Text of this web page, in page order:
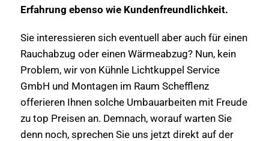
Erfahrung ebenso wie Kundenfreundlichkeit.
Sie interessieren sich eventuell aber auch für einen
Rauchabzug oder einen Wärmeabzug? Nun, kein
Problem, wir von Kühnle Lichtkuppel Service
GmbH und Montagen im Raum Schefflenz
offerieren Ihnen solche Umbauarbeiten mit Freude
zu top Preisen an. Demnach, worauf warten Sie
denn noch, sprechen Sie uns jetzt direkt auf der